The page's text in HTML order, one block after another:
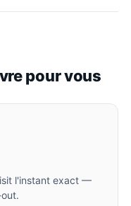
pour vous
l'instant exact —